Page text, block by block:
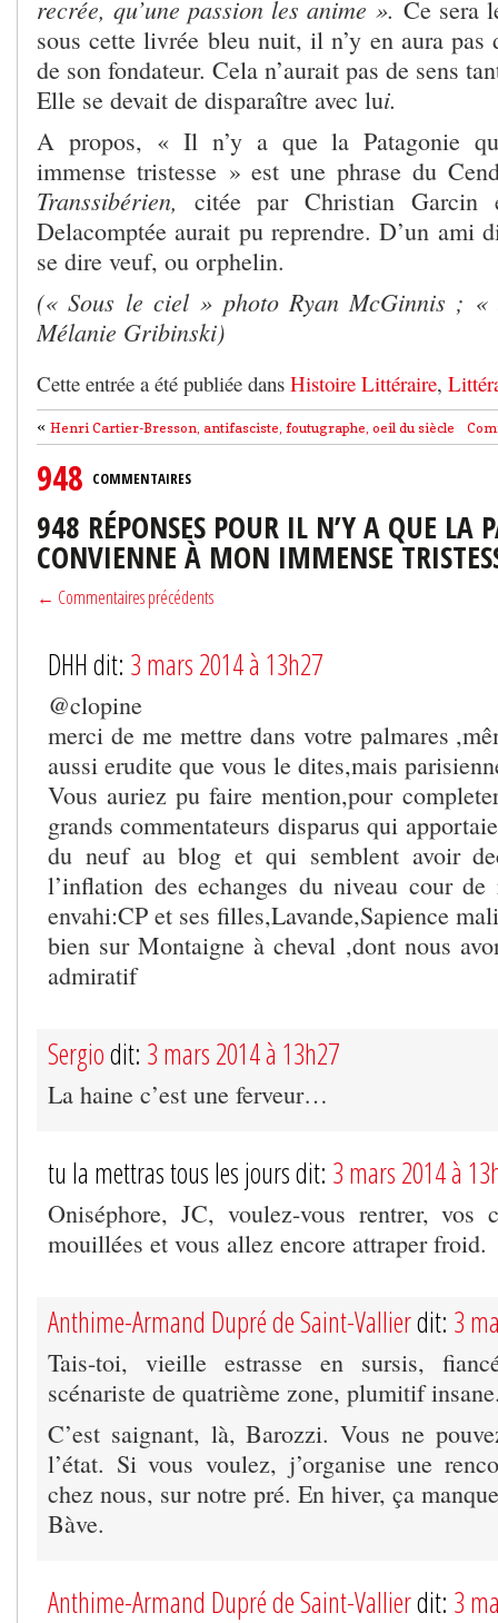
recrée, qu’une passion les anime ». Ce sera
sous cette livrée bleu nuit, il n’y en aura pas
de son fondateur. Cela n’aurait pas de sens
Elle se devait de disparaître avec lui.
A propos, « Il n’y a que la Patagonie
immense tristesse » est une phrase du
Transsibérien,
citée par Christian Garcin
Delacomptée aurait pu reprendre. D’un ami
se dire veuf, ou orphelin.
(« Sous le ciel » photo Ryan McGinnis ; «
Mélanie Gribinski)
Cette entrée a été publiée dans Histoire Littéraire,
« Henri Cartier-Bresson, antifasciste, foutugraphe, oeil du siècle
948 COMMENTAIRES
948 RÉPONSES POUR IL N’Y A QUE LA
CONVIENNE À MON IMMENSE
← Commentaires précédents
DHH dit: 3 mars 2014 à 13h27
@clopine
merci de me mettre dans votre palmares
aussi erudite que vous le dites,mais
Vous auriez pu faire mention,pour
grands commentateurs disparus qui
du neuf au blog et qui semblent avoir
l’inflation des echanges du niveau cour
envahi:CP et ses filles,Lavande,Sapience
bien sur Montaigne à cheval ,dont nous
admiratif
Sergiodit: 3 mars 2014 à 13h27
La haine c’est une ferveur…
tu la mettras tous les jours dit: 3 mars 2014 à
Oniséphore, JC, voulez-vous rentrer, vos
mouillées et vous allez encore attraper froid.
Anthime-Armand Dupré de Saint-Vallierdit: 3
Tais-toi, vieille estrasse en sursis,
scénariste de quatrième zone, plumitif
C’est saignant, là, Barozzi. Vous ne
l’état. Si vous voulez, j’organise une
chez nous, sur notre pré. En hiver, ça
Bàve.
Anthime-Armand Dupré de Saint-Vallierdit: 3